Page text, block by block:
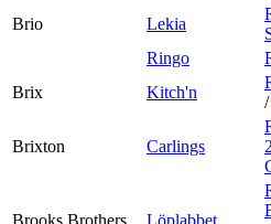
Brio
Lekia
Ringo
Brix
Kitch'n
/
Brixton Carlings
Brooks Brothers Löplabbet